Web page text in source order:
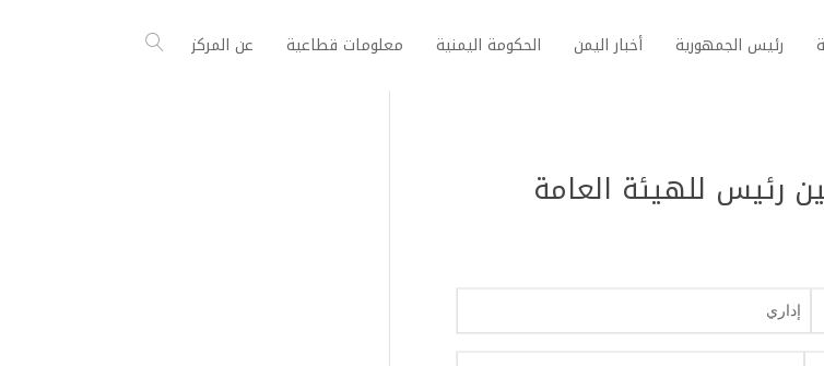
رئيس الجمهورية أخبار اليمن الحكومة اليمنية معلومات قطاعية عن المركز
(68) لسنة 2013م بتعيين رئيس للهيئة العامة
إداري